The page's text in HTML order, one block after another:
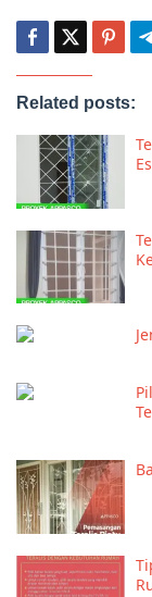
Related posts: